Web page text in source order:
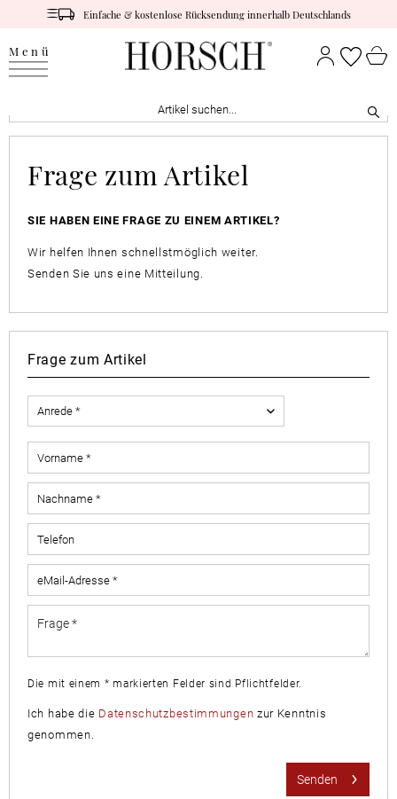
Einfache & kostenlose Rücksendung innerhalb Deutschlands
Menü
Frage zum Artikel
SIE HABEN EINE FRAGE ZU EINEM ARTIKEL?
Wir helfen Ihnen schnellstmöglich weiter.
Senden Sie uns eine Mitteilung.
Frage zum Artikel
Die mit einem * markierten Felder sind Pflichtfelder.
Ich habe die Datenschutzbestimmungen zur Kenntnis
genommen.
Senden